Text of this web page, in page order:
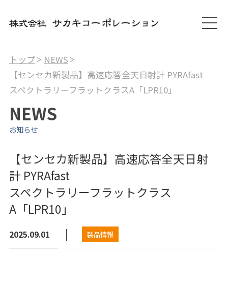
トップ
NEWS
【センセカ新製品】高速応答全天日射計 PYRAfast
スペクトラリーフラットクラスA「LPR10」
NEWS
お知らせ
【センセカ新製品】高速応答全天日射
計 PYRAfast
スペクトラリーフラットクラス
A「LPR10」
2025.09.01 製品情報